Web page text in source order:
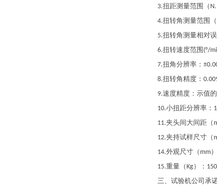
3.扭距测量范围（
4.扭转角测量范围（
5.扭转角测量相对
6.扭转速度范围 (°/
7.扭角分辨率：
8.扭转角精度：
9.速度精度：示值的
10.小扭距分辨率：
11.夹头间大间距（
12.夹持试样尺寸（
14.外观尺寸（ mm
15.重量（Kg）：
三、 试验机公司承